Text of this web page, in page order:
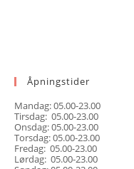
Åpningstider
Mandag: 05.00-23.00
Tirsdag: 05.00-23.00
Onsdag: 05.00-23.00
Torsdag: 05.00-23.00
Fredag: 05.00-23.00
Lørdag: 05.00-23.00